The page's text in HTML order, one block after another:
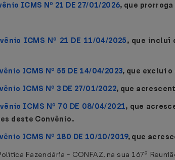
ICMS Nº 21 DE 27/01/2026, que
ICMS Nº 21 DE 11/04/2025, que incluí
ICMS Nº 55 DE 14/04/2023, que exclui
ICMS Nº 3 DE 27/01/2022, que
ICMS Nº 70 DE 08/04/2021, que
deste Convênio.
ICMS Nº 180 DE 10/10/2019, que
Fazendária - CONFAZ, na sua 167ª